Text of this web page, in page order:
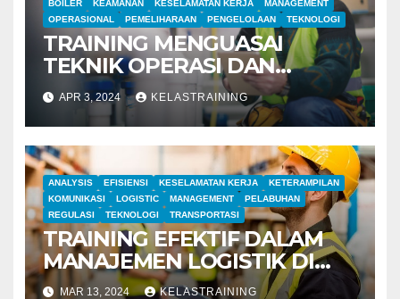
BOILER KEAMANAN KESELAMATAN KERJA
MANAGEMENT
OPERASIONAL
PEMELIHARAAN PENGELOLAAN TEKNOLOGI
TRAINING MENGUASAI
TEKNIK OPERASI DAN
MANAJEMEN PABRIK BOILER
APR 3, 2024 KELASTRAINING
ANALYSIS EFISIENSI KESELAMATAN KERJA
KETERAMPILAN
KOMUNIKASI
LOGISTIC MANAGEMENT
PELABUHAN
REGULASI
TEKNOLOGI TRANSPORTASI
TRAINING EFEKTIF DALAM
MANAJEMEN LOGISTIK DI
LINGKUNGAN PELABUHAN
MAR 13, 2024 KELASTRAINING